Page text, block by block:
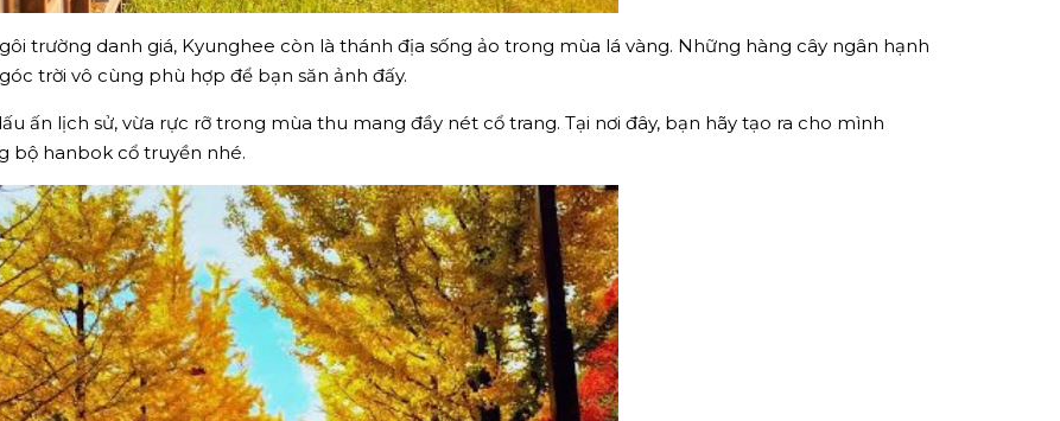
trường danh giá, Kyunghee còn là thánh địa sống ảo trong mùa lá vàng. Những hàng cây ngân hạnh
trời vô cùng phù hợp để bạn săn ảnh đấy.
ấn lịch sử, vừa rực rỡ trong mùa thu mang đầy nét cổ trang. Tại nơi đây, bạn hãy tạo ra cho mình
bộ hanbok cổ truyền nhé.